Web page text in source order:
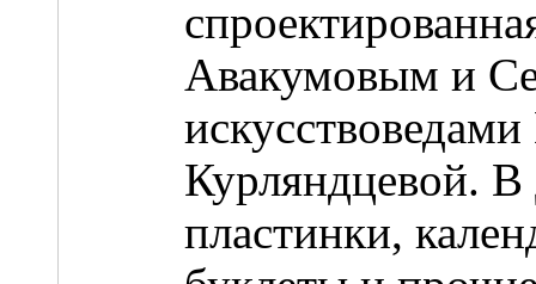
Авакумовым и
Курляндцевой.
пластинки,